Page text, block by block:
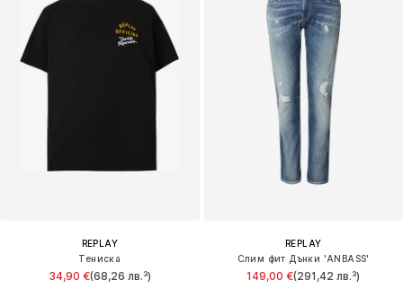
REPLAY
Тениска
34,90 €(68,26 лв.³)
REPLAY
Слим фит Дънки 'ANBASS'
149,00 €(291,42 лв.³)